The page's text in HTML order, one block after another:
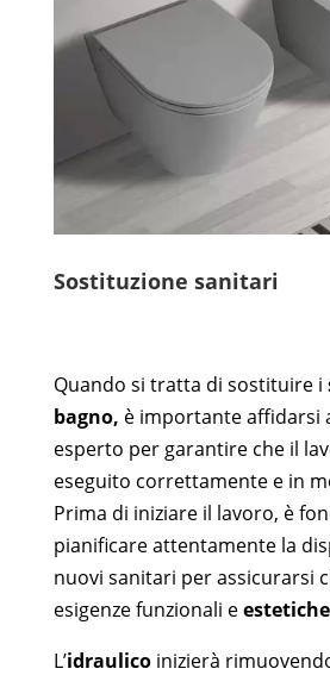
Sostituzione sanitari
Quando si tratta di sostituire i
bagno, è importante affidarsi
esperto per garantire che il
eseguito correttamente e in
Prima di iniziare il lavoro, è
pianificare attentamente la
nuovi sanitari per assicurarsi
esigenze funzionali e
L’idraulico inizierà